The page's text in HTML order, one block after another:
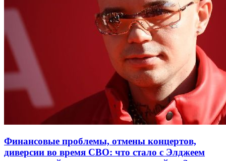
Финансовые проблемы, отмены концертов,
диверсии во время СВО: что стало с Элджеем